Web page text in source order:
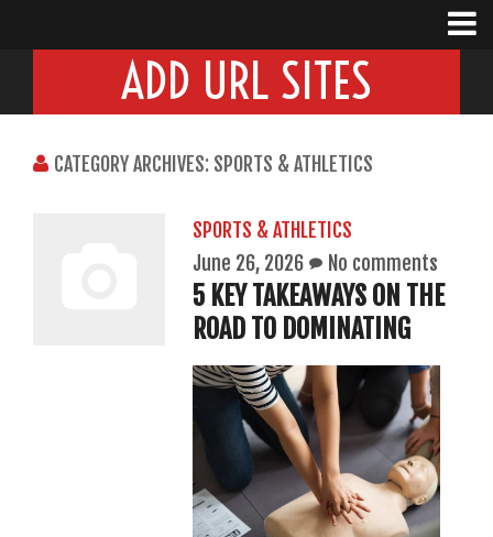
ADD URL SITES
CATEGORY ARCHIVES: SPORTS & ATHLETICS
SPORTS & ATHLETICS
June 26, 2026
No comments
5 KEY TAKEAWAYS ON THE
ROAD TO DOMINATING